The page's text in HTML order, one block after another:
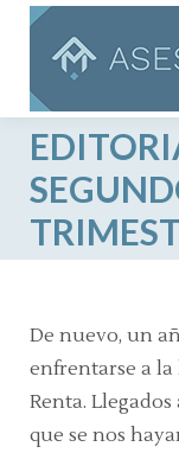
De nuevo, un
enfrentarse a
Renta.
que se nos